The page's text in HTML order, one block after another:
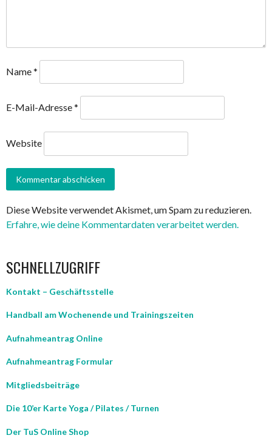
Name*
E-Mail-Adresse*
Website
Diese Website verwendet Akismet, um Spam zu reduzieren.
Erfahre, wie deine Kommentardaten verarbeitet werden.
SCHNELLZUGRIFF
Kontakt – Geschäftsstelle
Handball am Wochenende und Trainingszeiten
Aufnahmeantrag Online
Aufnahmeantrag Formular
Mitgliedsbeiträge
Die 10’er Karte Yoga / Pilates / Turnen
Der TuS Online Shop